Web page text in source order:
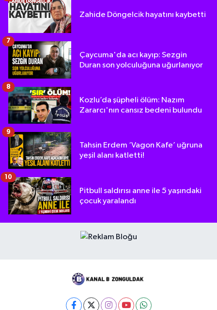
Zahide Döngelcik hayatını kaybetti
Çaycuma'da acı kayıp: Sezgin
Duran son yolculuğuna uğurlanıyor
7
Kozlu’da şüpheli ölüm: Nazım
Zararcı'nın cansız bedeni bulundu
8
Tahsin Erdem ‘Vagon Kafe’ uğruna
yeşil alanı katletti!
9
Pitbull saldırısı anne ile 5 yaşındaki
çocuk yaralandı
10